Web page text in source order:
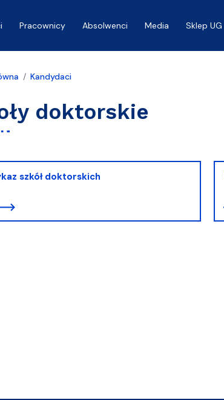
Pracownicy Absolwenci Media Sklep UG
Kandydaci
doktorskie
szkół doktorskich